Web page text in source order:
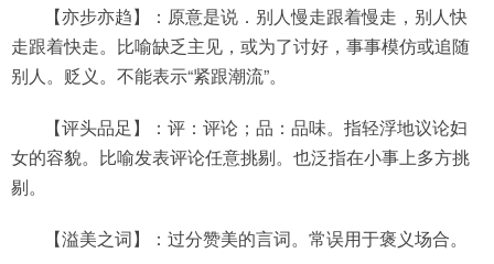
【亦步亦趋】：原意是说．别人慢走跟着慢走，别人快
走跟着快走。比喻缺乏主见，或为了讨好，事事模仿或追随
别人。贬义。不能表示“紧跟潮流”。
【评头品足】：评：评论；品：品味。指轻浮地议论妇
女的容貌。比喻发表评论任意挑剔。也泛指在小事上多方挑
剔。
【溢美之词】：过分赞美的言词。常误用于褒义场合。